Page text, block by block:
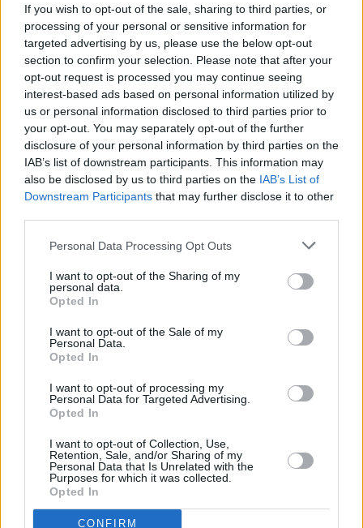
If you wish to opt-out of the sale, sharing to third parties, or
processing of your personal or sensitive information for
targeted advertising by us, please use the below opt-out
section to confirm your selection. Please note that after your
opt-out request is processed you may continue seeing
interest-based ads based on personal information utilized by
us or personal information disclosed to third parties prior to
your opt-out. You may separately opt-out of the further
disclosure of your personal information by third parties on the
IAB’s list of downstream participants. This information may
also be disclosed by us to third parties on the IAB’s List of
Downstream Participants that may further disclose it to other
Personal Data Processing Opt Outs
I want to opt-out of the Sharing of my
personal data.
Opted In
I want to opt-out of the Sale of my
Personal Data.
Opted In
I want to opt-out of processing my
Personal Data for Targeted Advertising.
Opted In
I want to opt-out of Collection, Use,
Retention, Sale, and/or Sharing of my
Personal Data that Is Unrelated with the
Purposes for which it was collected.
Opted In
CONFIRM
Kč • náborový bonus 50.000 Kč • příspěvek na ubytování (Jihlava,
Jihlava)
06.08.2026 -
Bosch Powertrain s.r.o. • montážní dělník • mzda 44.700
týdenní zálohy na mzdu 2.000 Kč (Jihlava, okres Jihlava)
06.08.2026 -Bosch Powertrain s.r.o. Jihlava • práce ve skladu • mzda
48.400 Kč • náborový bonus 50.000 Kč • ubytování (Jihlava, okres
06.08.2026 -Bosch Powertrain s.r.o. Jihlava • střídač • mzda 48.400
příspěvek na ubytování (Jihlava, okres Jihlava)
06.08.2026 -
Bosch Powertrain s.r.o. • seřizování strojů • mzda
náborový bonus 100.000 Kč • ubytování (Jihlava, okres Jihlava)
... další nabídky zaměstnání
Vybrané články
Prima sport - co nabídne v prvním
vysílacím týdnu
Kdy a kde bude Prima sport k
Dovolená u moře•Bazény